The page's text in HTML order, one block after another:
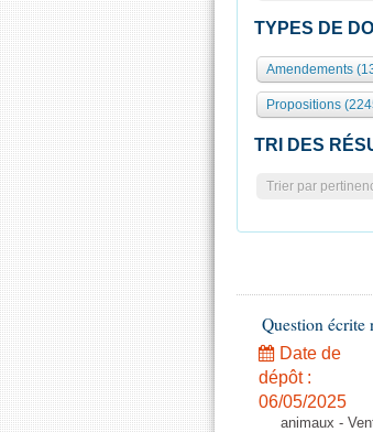
TYPES DE
Amendements
Propositions
TRI DES
Trier par
Question écrite
Date de
dépôt :
06/05/2025
animaux -